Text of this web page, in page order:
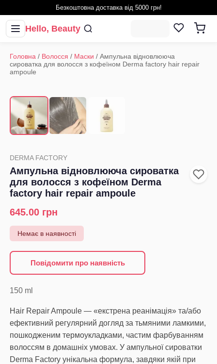
Безкоштовна доставка від 5000 грн!
Hello, Beauty
Головна / Волосся / Маски / Ампульна відновлююча
сироватка для волосся з кофеїном Derma factory hair repair
ampoule
DERMA FACTORY
Ампульна відновлююча сироватка
для волосся з кофеїном Derma
factory hair repair ampoule
645.00 грн
Немає в наявності
Повідомити про наявність
150 ml
Hair Repair Ampoule — «екстрена реанімація» та/або
ефективний регулярний догляд за тьмяними ламкими,
пошкодженим термоукладками, частим фарбуванням
волоссям в домашніх умовах. У ампульної сироватки
Derma Factory унікальна формула, завдяки якій при